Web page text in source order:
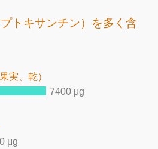
トキサンチン）を多く含
実、乾）
7400 μg
μg